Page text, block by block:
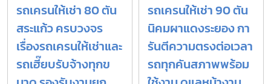
รถเครนให้เช่า 80 ตัน
สระแก้ว ครบวงจร
เรื่องรถเครนให้เช่าและ
รถเฮี๊ยบรับจ้างทุกข
รถเครนให้เช่า 90 ตัน
นิคมผาแดงระยอง กา
รันตีความตรงต่อเวลา
รถทุกคันสภาพพร้อม